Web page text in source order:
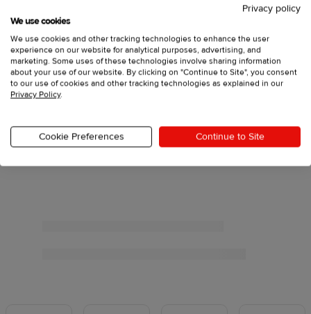
Privacy policy
We use cookies
We use cookies and other tracking technologies to enhance the user
experience on our website for analytical purposes, advertising, and
marketing. Some uses of these technologies involve sharing information
about your use of our website. By clicking on "Continue to Site", you consent
to our use of cookies and other tracking technologies as explained in our
Privacy Policy.
Cookie Preferences Continue to Site